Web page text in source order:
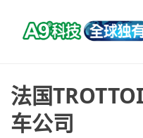
法国
车公司